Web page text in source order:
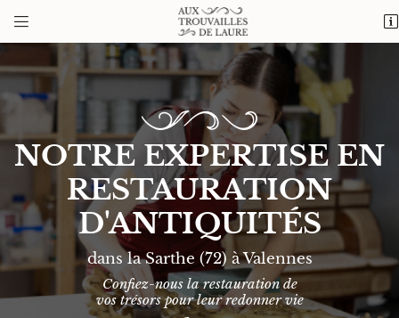


72320 Valennes
06 20 28 02 84
Adresse email de réception
NOTRE EXPERTISE EN
RESTAURATION
D'ANTIQUITÉS
dans la Sarthe (72) à Valennes
Confiez-nous la restauration de
vos trésors pour leur redonner vie